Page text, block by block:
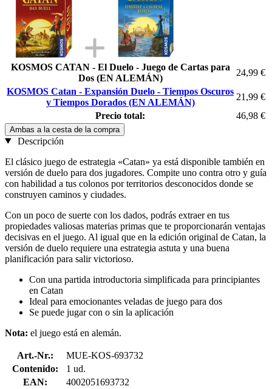
KOSMOS CATAN - El Duelo - Juego de Cartas para
Dos (EN ALEMÁN)
24,99 €
KOSMOS Catan - Expansión Duelo - Tiempos Oscuros
y Tiempos Dorados (EN ALEMÁN)
21,99 €
Precio total:
46,98 €
Ambas a la cesta de la compra
Descripción
El clásico juego de estrategia «Catan» ya está disponible también en
versión de duelo para dos jugadores. Compite uno contra otro y guía
con habilidad a tus colonos por territorios desconocidos donde se
construyen caminos y ciudades.
Con un poco de suerte con los dados, podrás extraer en tus
propiedades valiosas materias primas que te proporcionarán ventajas
decisivas en el juego. Al igual que en la edición original de Catan, la
versión de duelo requiere una estrategia astuta y una buena
planificación para salir victorioso.
Con una partida introductoria simplificada para principiantes
en Catan
Ideal para emocionantes veladas de juego para dos
Se puede jugar con o sin la aplicación
Nota: el juego está en alemán.
Art.-Nr.:
MUE-KOS-693732
Contenido:
1 ud.
EAN:
4002051693732